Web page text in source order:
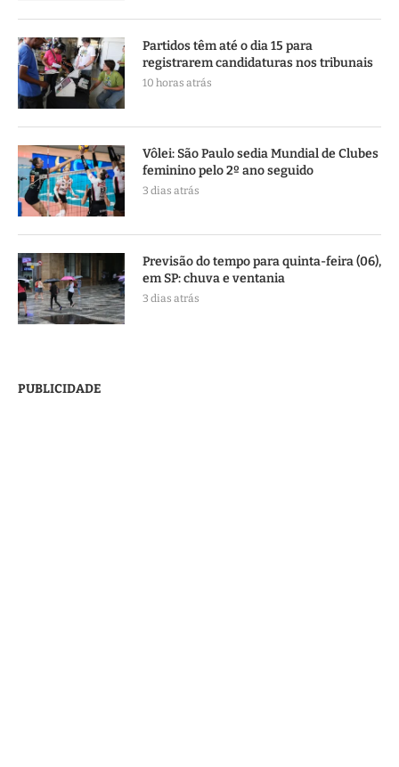
Partidos têm até o dia 15 para
registrarem candidaturas nos tribunais
10 horas atrás
Vôlei: São Paulo sedia Mundial de Clubes
feminino pelo 2º ano seguido
3 dias atrás
Previsão do tempo para quinta-feira (06),
em SP: chuva e ventania
3 dias atrás
PUBLICIDADE